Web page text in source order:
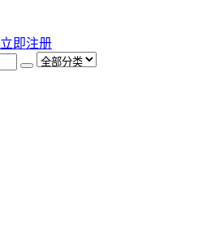
立即注册